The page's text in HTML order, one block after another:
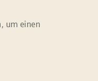
um einen